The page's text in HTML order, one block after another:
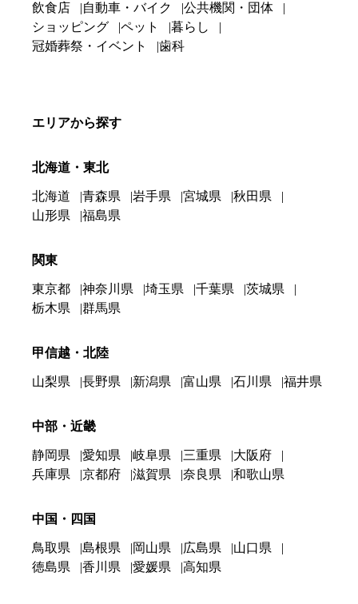
飲食店
自動車・バイク
公共機関・団体
ショッピング
ペット
暮らし
冠婚葬祭・イベント
歯科
エリアから探す
北海道・東北
北海道 青森県 岩手県 宮城県
秋田県
山形県
福島県
関東
東京都 神奈川県 埼玉県 千葉県
茨城県
栃木県
群馬県
甲信越・北陸
山梨県 長野県 新潟県 富山県 石川県 福井県
中部・近畿
静岡県 愛知県 岐阜県 三重県
大阪府
兵庫県
京都府 滋賀県 奈良県 和歌山県
中国・四国
鳥取県 島根県 岡山県 広島県
山口県
徳島県
香川県 愛媛県 高知県